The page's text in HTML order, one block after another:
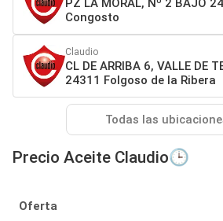
Congosto
Claudio
CL DE ARRIBA 6, VALLE DE
24311 Folgoso de la Ribera
Todas las
Precio Aceite Claudio🕒
Oferta